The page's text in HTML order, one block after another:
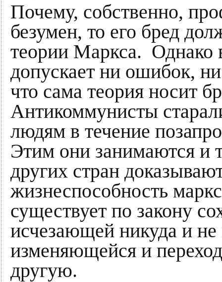
Почему, собственно,
безумен, то его бред
теории Маркса. Однако
допускает ни ошибок,
что сама теория носит
Антикоммунисты
людям в течение
Этим они занимаются и
других стран
жизнеспособность
существует по закону
исчезающей никуда и
изменяющейся и
другую.